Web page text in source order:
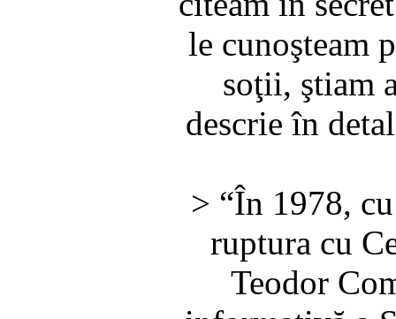
le cunoşteam
soţii, ştiam
descrie în
> “În 1978,
ruptura cu
Teodor